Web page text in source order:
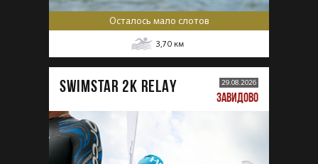
Осталось мало слотов
3,70 км
SWIMSTAR 2K RELAY 29.08.2026
ЗАВИДОВО